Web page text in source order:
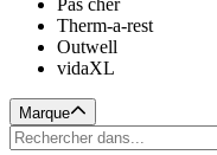
Pas cher
Therm-a-rest
Outwell
vidaXL
Marque